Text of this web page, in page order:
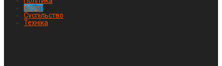
Спорт
Суспільство
Техніка